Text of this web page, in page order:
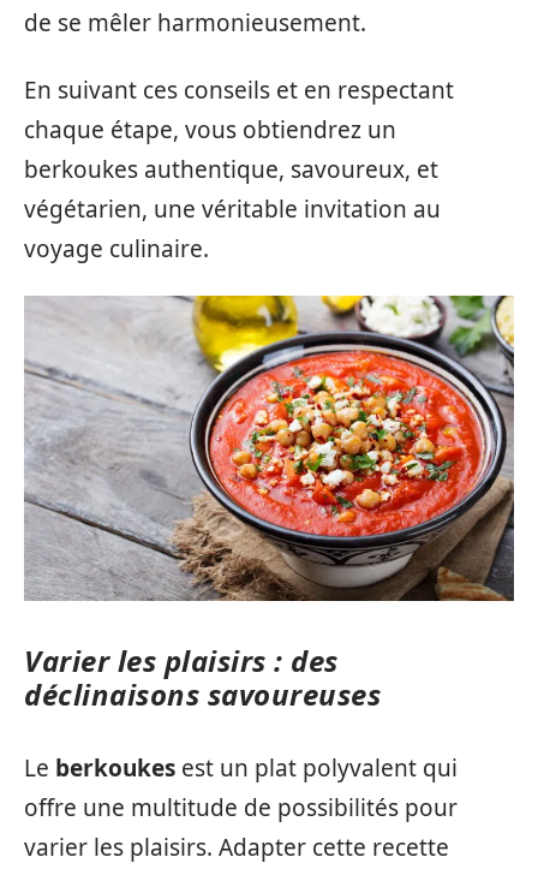
de se mêler harmonieusement.
En suivant ces conseils et en respectant
chaque étape, vous obtiendrez un
berkoukes authentique, savoureux, et
végétarien, une véritable invitation au
voyage culinaire.
Varier les plaisirs : des
déclinaisons savoureuses
Le berkoukes est un plat polyvalent qui
offre une multitude de possibilités pour
varier les plaisirs. Adapter cette recette